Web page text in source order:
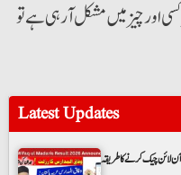
اور چیز میں مشکل آ رہی ہے تو
Latest Updates